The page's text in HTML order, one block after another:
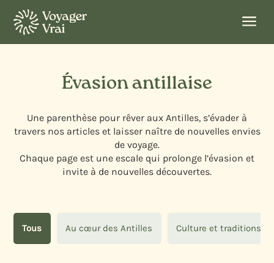
a
Évasion antillaise
Une parenthèse pour rêver aux Antilles, s’évader à
travers nos articles et laisser naître de nouvelles envies
de voyage.
Chaque page est une escale qui prolonge l’évasion et
invite à de nouvelles découvertes.
Tous Au cœur des Antilles Culture et traditions